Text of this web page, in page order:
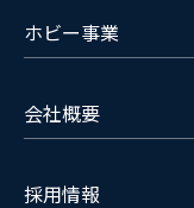
ホビー事業
会社概要
採用情報